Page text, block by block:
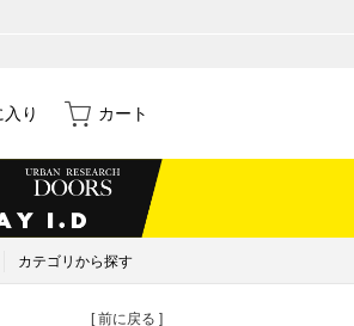
り カート
カテゴリから探す
[ 前に戻る ]